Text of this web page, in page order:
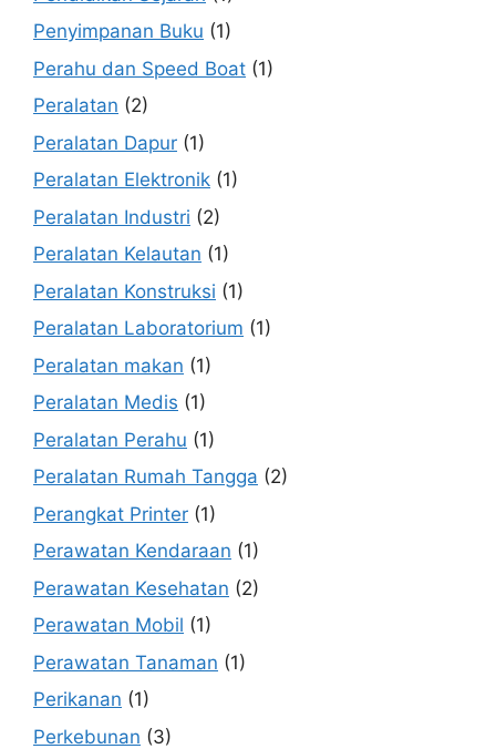
Penyimpanan Buku (1)
Perahu dan Speed Boat (1)
Peralatan (2)
Peralatan Dapur (1)
Peralatan Elektronik (1)
Peralatan Industri (2)
Peralatan Kelautan (1)
Peralatan Konstruksi (1)
Peralatan Laboratorium (1)
Peralatan makan (1)
Peralatan Medis (1)
Peralatan Perahu (1)
Peralatan Rumah Tangga (2)
Perangkat Printer (1)
Perawatan Kendaraan (1)
Perawatan Kesehatan (2)
Perawatan Mobil (1)
Perawatan Tanaman (1)
Perikanan (1)
Perkebunan (3)